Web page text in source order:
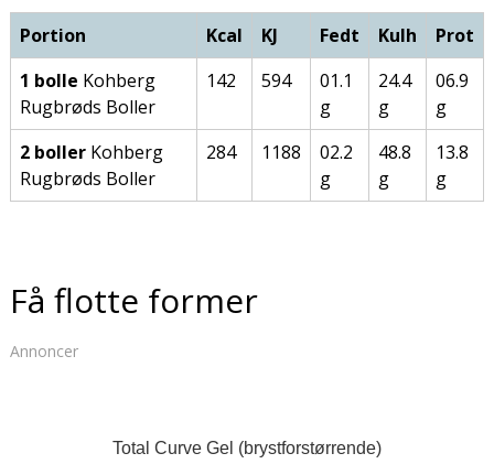
Portion Kcal KJ Fedt Kulh
Prot
1 bolle Kohberg
Rugbrøds Boller
142 594
01.1
g
24.4
g
06.9
g
2 boller Kohberg
Rugbrøds Boller
284 1188
02.2
g
48.8
g
13.8
g
Få flotte former
Annoncer
Total Curve Gel (brystforstørrende)